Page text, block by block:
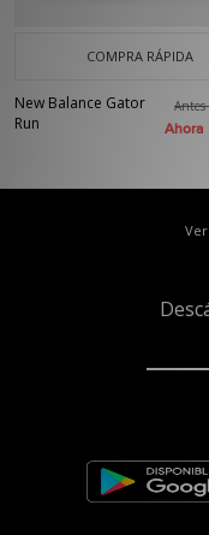
COMPRA RÁPIDA
New Balance Gator
Run
Ahora